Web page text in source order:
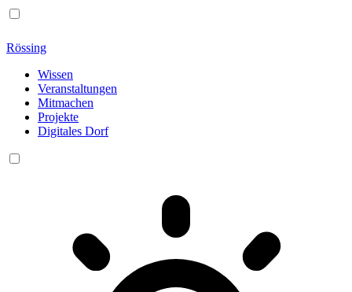
Rössing
Wissen
Veranstaltungen
Mitmachen
Projekte
Digitales Dorf